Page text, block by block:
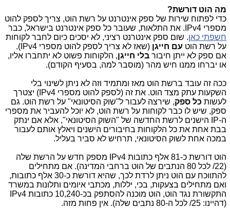
מה הוט דורשת?
כדי לפתוח שירות של ספק אינטרנט על רשת הוט, צריך לספק להוט
מספרי IPv4 . את התלאות, שעובר כל ספק אינטרנט בישראל, כבר
חשפתי כאן. שום ספק אינטרנט רציני, לא יסכים כיום לחבר לקוחות
על רשת הוט עם חייגן (שאז לא צריך לספק להוט מספרי IPv4
).
אם ספק לא ייתן חיבור בלי חייגן, הלקוחות פשוט לא יתחברו אליו,
או יברחו ממנו חיש מהר (מוסבר למה, בסעיף הקודם).
ככה זה עובד ברשת הוט מאז ומתמיד וזה לא ניתן לשינוי בלי
השקעות עתק מצד הוט. את זה (לספק להוט מספרי IPv4 ) יצטרך
לעשות כל ספק, שירצה לעבור ל"שוק הסיטונאי" על רשת הוט. גם
ספק, שיש לו כבר לקוחות על רשת הוט, לא יוכל להעביר את מספרי
ה-IP
הישנים לרשת החדשה של "השוק הסיטונאי", אלא אם ינתק
בבת אחת את כל הלקוחות בחיבורים הישנים ויאלץ אותם לעבור
במכה אחת לשוק הסיטונאי, תרחיש לא סביר בעליל.
הוט דורשת כ-81 אלף כתובות IPv4
מספק חדש על הרשת שלה
(
/22
לכל 80 הנתבים של הוט ברחבי המדינה). אם מתחילים
להתווכח עם הוט ניתן לרדת לכך, שהיא דורשת כ-30 אלף כתובות,
ואם מתחילים בצעקות, בכי, יללות, מכתבי איומים ותלונות במשרד
התקשורת נגד הוט, הוט מוכנה להסתפק בכ-10,240 כתובות
IPv4
(דהיינו: /25 לכל ה-80 נתבים שלה). אין פחות מזה.